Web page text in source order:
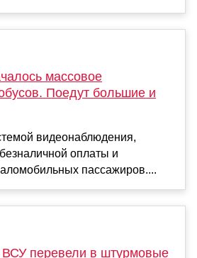
массовое
Поедут большие и
видеонаблюдения,
оплаты и
пассажиров....
ВСУ перевели в штурмовые